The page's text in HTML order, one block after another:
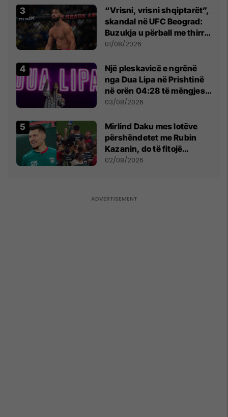
“Vrisni, vrisni shqiptarët”,
skandal në UFC Beograd:
Buzukja u përball me thirrje
anti-shqiptare nga
01/08/2026
Një pleskavicë e ngrënë
nga Dua Lipa në Prishtinë
në orën 04:28 të mëngjesit
- dhe bota digjitale serbe
03/08/2026
Mirlind Daku mes lotëve
përshëndetet me Rubin
Kazanin, do të fitojë
miliona te Spartak Moska
02/08/2026